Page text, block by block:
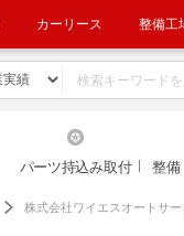
カーリース 整備工
パーツ持込み取付 整備
株式会社ワイエスオートサー